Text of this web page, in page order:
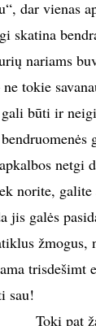
dar vienas
skatina
nariams
tokie
būti ir
netgi
norite,
jis galės
žmogus,
trisdešimt
sau!
Tokį pat